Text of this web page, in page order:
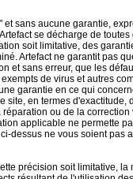
sans aucune garantie,
se décharge de
soit limitative, des
Artefact ne garantit pas
et sans erreur, que les
de virus et autres
garantie en ce qui
site, en termes d'exactitude,
ou de la
applicable ne permette
dessus ne vous soient pas
précision soit limitative, la